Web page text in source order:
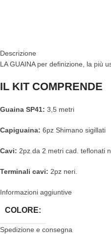
Descrizione
LA GUAINA per definizione, la più
IL KIT COMPRENDE
Guaina SP41: 3,5 metri
Capiguaina: 6pz Shimano sigillati
Cavi: 2pz da 2 metri cad. teflonati
Terminali cavi: 2pz neri.
Informazioni aggiuntive
COLORE:
Spedizione e consegna